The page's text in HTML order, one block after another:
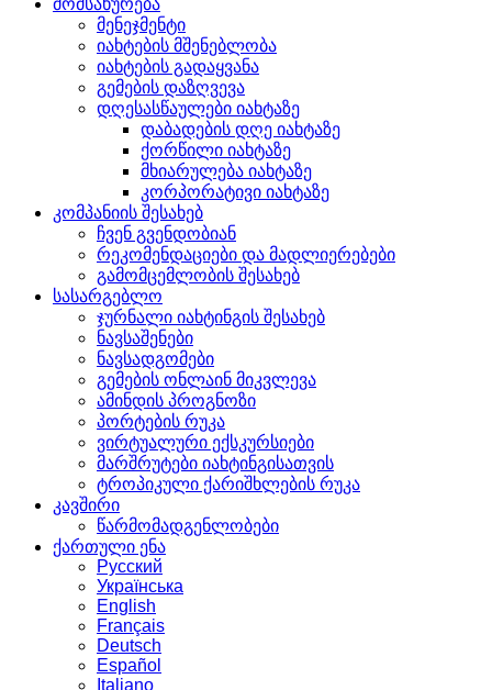
მენეჯმენტი
იახტების მშენებლობა
იახტების გადაყვანა
გემების დაზღვევა
დღესასწაულები იახტაზე
დაბადების დღე იახტაზე
ქორწილი იახტაზე
მხიარულება იახტაზე
კორპორატივი იახტაზე
კომპანიის შესახებ
ჩვენ გვენდობიან
რეკომენდაციები და მადლიერებები
გამომცემლობის შესახებ
სასარგებლო
ჯურნალი იახტინგის შესახებ
ნავსაშენები
ნავსადგომები
გემების ონლაინ მიკვლევა
ამინდის პროგნოზი
პორტების რუკა
ვირტუალური ექსკურსიები
მარშრუტები იახტინგისათვის
ტროპიკული ქარიშხლების რუკა
კავშირი
წარმომადგენლობები
ქართული ენა
Русский
Українська
English
Français
Deutsch
Español
Italiano